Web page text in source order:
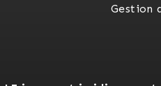
Gestion